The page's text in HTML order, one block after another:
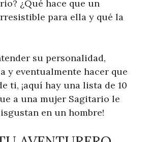
¿Qué hace que un
para ella y qué la
su personalidad,
y eventualmente hacer que
ti, ¡aquí hay una lista de 10
a una mujer Sagitario le
en un hombre!